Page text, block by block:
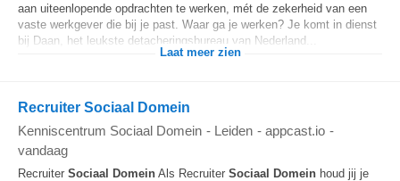
aan uiteenlopende opdrachten te werken, mét de zekerheid van een
vaste werkgever die bij je past. Waar ga je werken? Je komt in dienst
bij Daan, het leukste detacheringsbureau van Nederland...
Laat meer zien
Recruiter Sociaal Domein
Kenniscentrum Sociaal Domein - Leiden - appcast.io -
vandaag
Recruiter Sociaal Domein Als Recruiter Sociaal Domein houd jij je